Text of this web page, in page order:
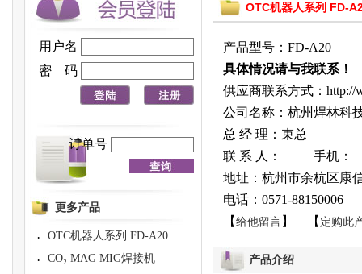
用户名
密 码
订单号
更多产品
· OTC机器人系列 FD-A20
· CO₂ MAG MIG焊接机
OTC机器人系列 FD-
产品型号：FD-A20
具体情况请与我联系！
供应商联系方式：http://
公司名称：杭州焊林科
总 经 理：束总
联 系 人： 手机：
地址：杭州市余杭区康
电话：0571-88150006
【 给他留言】 【 定购此
产品介绍